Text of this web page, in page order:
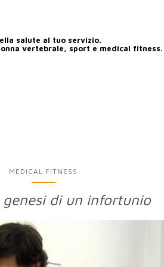
salute al tuo servizio.
vertebrale, sport e medical fitness.
MEDICAL FITNESS
di un infortunio